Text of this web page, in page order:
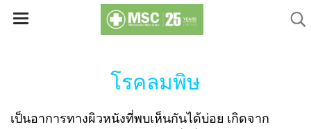
โรคลมพิษ
เป็นอาการทางผิวหนังที่พบเห็นกันได้บ่อย เกิดจาก